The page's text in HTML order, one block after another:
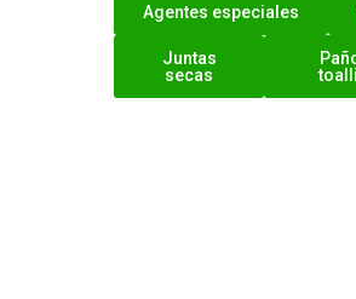
Agentes especiales
Juntas
secas